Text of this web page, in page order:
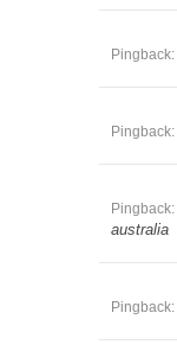
Pingback:
Pingback:
Pingback:
australia
Pingback: